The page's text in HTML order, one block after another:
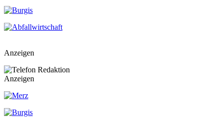
Anzeigen
Anzeigen